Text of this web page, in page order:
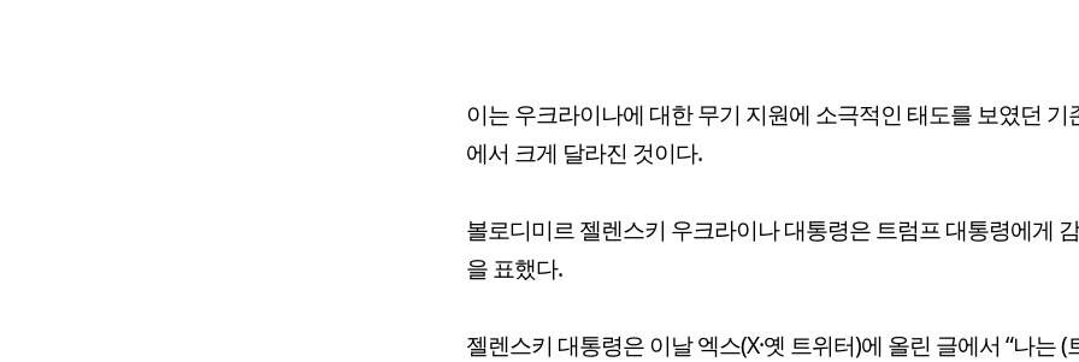
이는 우크라이나에 대한 무기 지원에 소극적인 태도를 보였던 기
에서 크게 달라진 것이다.
볼로디미르 젤렌스키 우크라이나 대통령은 트럼프 대통령에게
을 표했다.
젤렌스키 대통령은 이날 엑스(X·옛 트위터)에 올린 글에서 “나는 (